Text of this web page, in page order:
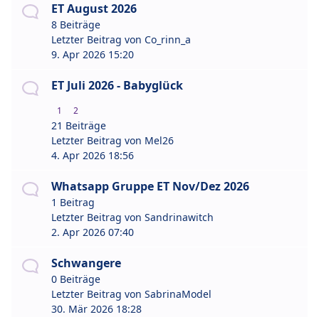
ET August 2026
8 Beiträge
Letzter Beitrag von Co_rinn_a
9. Apr 2026 15:20
ET Juli 2026 - Babyglück
1 2
21 Beiträge
Letzter Beitrag von Mel26
4. Apr 2026 18:56
Whatsapp Gruppe ET Nov/Dez 2026
1 Beitrag
Letzter Beitrag von Sandrinawitch
2. Apr 2026 07:40
Schwangere
0 Beiträge
Letzter Beitrag von SabrinaModel
30. Mär 2026 18:28